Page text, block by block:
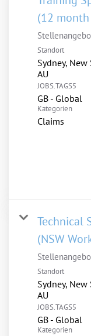
(12
Standort
Sydney,
JOBS.TAGS5
GB - Global
Kategorien
Claims
Technical
(NSW
Standort
Sydney,
JOBS.TAGS5
GB - Global
Kategorien